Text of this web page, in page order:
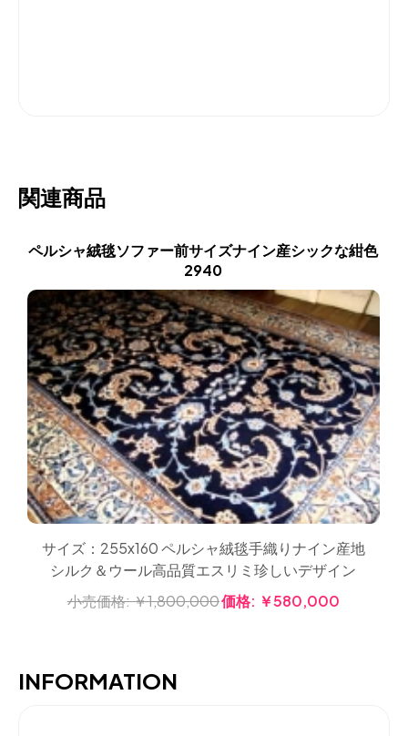
関連商品
ペルシャ絨毯ソファー前サイズナイン産シックな紺色
2940
サイズ：255x160 ペルシャ絨毯手織りナイン産地
シルク＆ウール高品質エスリミ珍しいデザイン
小売価格:￥1,800,000価格: ￥580,000
INFORMATION